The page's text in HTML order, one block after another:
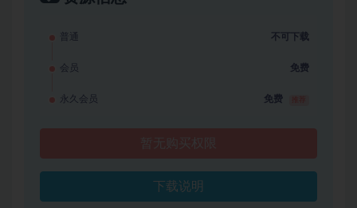
普通 不可下载
会员 免费
永久会员 免费
下载说明